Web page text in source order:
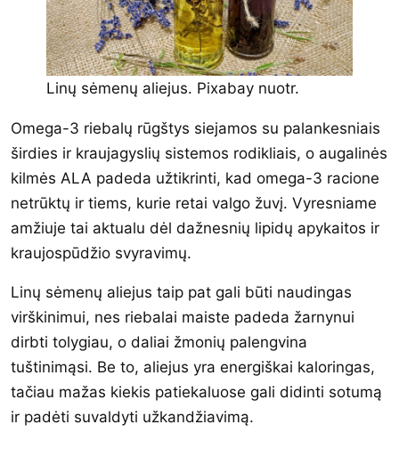
Linų sėmenų aliejus. Pixabay nuotr.
Omega-3 riebalų rūgštys siejamos su palankesniais
širdies ir kraujagyslių sistemos rodikliais, o augalinės
kilmės ALA padeda užtikrinti, kad omega-3 racione
netrūktų ir tiems, kurie retai valgo žuvį. Vyresniame
amžiuje tai aktualu dėl dažnesnių lipidų apykaitos ir
kraujospūdžio svyravimų.
Linų sėmenų aliejus taip pat gali būti naudingas
virškinimui, nes riebalai maiste padeda žarnynui
dirbti tolygiau, o daliai žmonių palengvina
tuštinimąsi. Be to, aliejus yra energiškai kaloringas,
tačiau mažas kiekis patiekaluose gali didinti sotumą
ir padėti suvaldyti užkandžiavimą.